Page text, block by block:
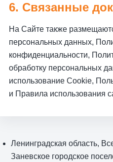
6. Связанные
На Сайте также
персональных данных,
конфиденциальности,
обработку персональных
использование Cookie,
и Правила использования
Ленинградская область,
Заневское городское